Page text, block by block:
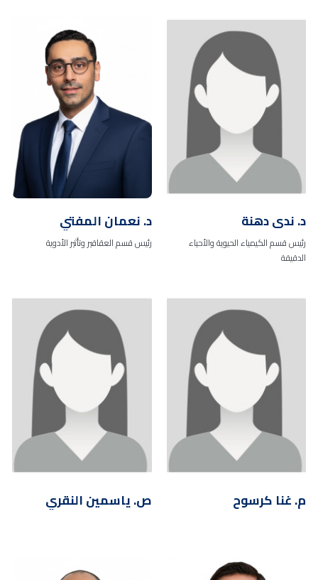
د. ندى دهنة
رئيس قسم الكيمياء الحيوية والأحياء
الدقيقة
د. نعمان المفتي
رئيس قسم العقاقير وتأثير الأدوية
م. غنا كرسوح ص. ياسمين النقري